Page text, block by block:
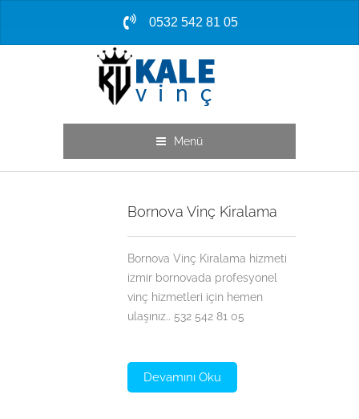
0532 542 81 05
Menü
Bornova Vinç Kiralama hizmeti
izmir bornovada profesyonel
vinç hizmetleri için hemen
ulaşınız.. 532 542 81 05
Bornova Vinç Kiralama
Devamını Oku